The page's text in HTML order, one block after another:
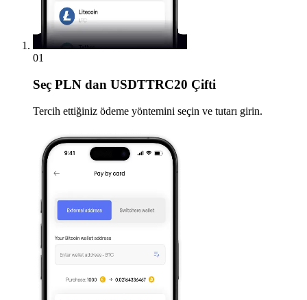
01
Seç PLN dan USDTTRC20 Çifti
Tercih ettiğiniz ödeme yöntemini seçin ve tutarı girin.